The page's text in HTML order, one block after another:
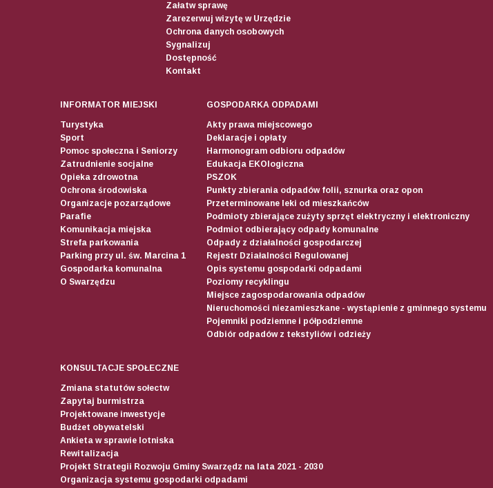
Załatw sprawę
Zarezerwuj wizytę w Urzędzie
Ochrona danych osobowych
Sygnalizuj
Dostępność
Kontakt
INFORMATOR MIEJSKI
Turystyka
Sport
Pomoc społeczna i Seniorzy
Zatrudnienie socjalne
Opieka zdrowotna
Ochrona środowiska
Organizacje pozarządowe
Parafie
Komunikacja miejska
Strefa parkowania
Parking przy ul. św. Marcina 1
Gospodarka komunalna
O Swarzędzu
GOSPODARKA ODPADAMI
Akty prawa miejscowego
Deklaracje i opłaty
Harmonogram odbioru odpadów
Edukacja EKOlogiczna
PSZOK
Punkty zbierania odpadów folii, sznurka oraz opon
Przeterminowane leki od mieszkańców
Podmioty zbierające zużyty sprzęt elektryczny i elektroniczny
Podmiot odbierający odpady komunalne
Odpady z działalności gospodarczej
Rejestr Działalności Regulowanej
Opis systemu gospodarki odpadami
Poziomy recyklingu
Miejsce zagospodarowania odpadów
Nieruchomości niezamieszkane - wystąpienie z gminnego systemu
Pojemniki podziemne i półpodziemne
Odbiór odpadów z tekstyliów i odzieży
KONSULTACJE SPOŁECZNE
Zmiana statutów sołectw
Zapytaj burmistrza
Projektowane inwestycje
Budżet obywatelski
Ankieta w sprawie lotniska
Rewitalizacja
Projekt Strategii Rozwoju Gminy Swarzędz na lata 2021 - 2030
Organizacja systemu gospodarki odpadami